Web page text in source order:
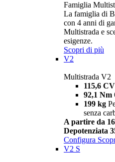
Famiglia
La famiglia di
con 4 anni di
Multistrada e
esigenze.
Scopri di più
V2
Multistrada V2
115,6 CV
92,1 Nm
199 kg
senza
A partire da
Depotenziata
Configura
V2 S